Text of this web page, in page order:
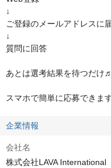
↓
ご登録のメールアドレスに
↓
質問に回答
あとは選考結果を待つだけ♬
スマホで簡単に応募できま
企業情報
会社名
株式会社LAVA International